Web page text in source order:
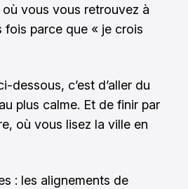
vous vous retrouvez à
parce que « je crois
dessous, c’est d’aller du
plus calme. Et de finir par
où vous lisez la ville en
: les alignements de